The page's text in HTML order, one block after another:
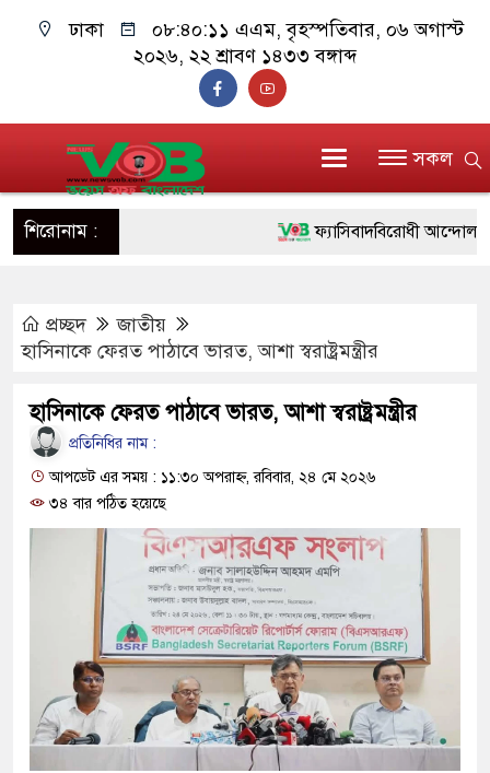
ঢাকা ০৮:৪০:১২ এএম, বৃহস্পতিবার, ০৬ অগাস্ট
২০২৬, ২২ শ্রাবণ ১৪৩৩ বঙ্গাব্দ
সকল
শিরোনাম : ফ্যাসিবাদবিরোধী আন্দোলনে
উদ্ধার
মিরপুর মডেল থানার
মাদক কারবারি গ্রেফতার
২৮ লাখ টাকার জাল নোটসহ
থানা পুলিশ
যেকোনো সময় বেনজীরের
প্রচ্ছদ
জাতীয়
হাসিনাকে ফেরত পাঠাবে ভারত, আশা স্বরাষ্ট্রমন্ত্রীর
হাসিনাকে ফেরত পাঠাবে ভারত, আশা স্বরাষ্ট্রমন্ত্রীর
প্রতিনিধির নাম :
আপডেট এর সময় : ১১:৩০ অপরাহ্ন, রবিবার, ২৪ মে ২০২৬
৩৪ বার পঠিত হয়েছে